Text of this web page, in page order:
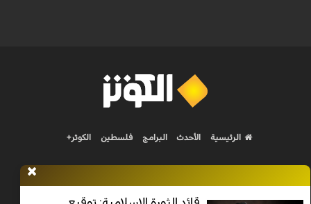
الرئيسية الأحدث البرامج فلسطين الكوثر+